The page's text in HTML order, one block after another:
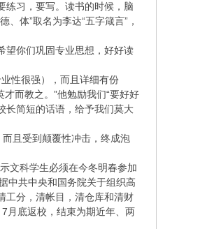
练习，要写。读书的时候，脑
体”取名为李达“五字箴言”，
望你们巩固专业思想，好好读
性很强），而且详细有份
而教之。”他勉励我们“要好好
长简短的话语，给予我们莫大
且受到颠覆性冲击，终成泡
文科学生必须在今冬明春参加
中共中央和国务院关于组织高
工分，清帐目，清仓库和清财
月底返校，结束为期近年、两